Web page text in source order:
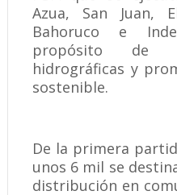
Azua, San Juan,
Bahoruco e
propósito de
hidrográficas y
sostenible.
De la primera
unos 6 mil se
distribución en